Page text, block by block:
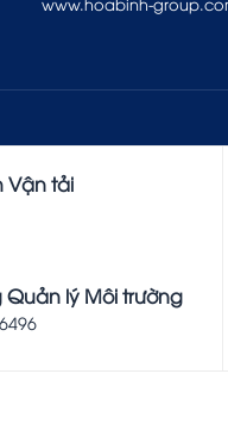
Vận tải
lý Môi trường